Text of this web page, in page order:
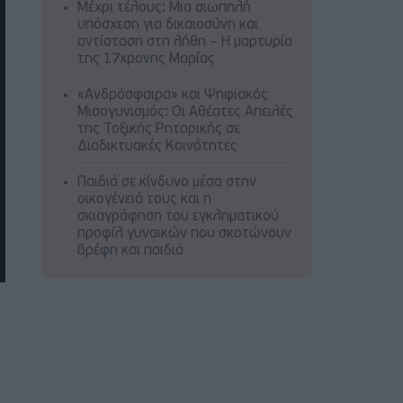
Μέχρι τέλους: Μια σιωπηλή
υπόσχεση για δικαιοσύνη και
αντίσταση στη λήθη – Η μαρτυρία
της 17χρονης Μαρίας
«Ανδρόσφαιρα» και Ψηφιακός
Μισογυνισμός: Οι Αθέατες Απειλές
της Τοξικής Ρητορικής σε
Διαδικτυακές Κοινότητες
Παιδιά σε κίνδυνο μέσα στην
οικογένειά τους και η
σκιαγράφηση του εγκληματικού
προφίλ γυναικών που σκοτώνουν
βρέφη και παιδιά